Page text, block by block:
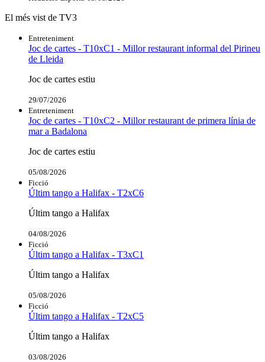
El més vist de TV3
Entreteniment
Joc de cartes - T10xC1 - Millor restaurant informal del Pirineu
de Lleida
Joc de cartes estiu
29/07/2026
Entreteniment
Joc de cartes - T10xC2 - Millor restaurant de primera línia de
mar a Badalona
Joc de cartes estiu
05/08/2026
Ficció
Últim tango a Halifax - T2xC6
Últim tango a Halifax
04/08/2026
Ficció
Últim tango a Halifax - T3xC1
Últim tango a Halifax
05/08/2026
Ficció
Últim tango a Halifax - T2xC5
Últim tango a Halifax
03/08/2026